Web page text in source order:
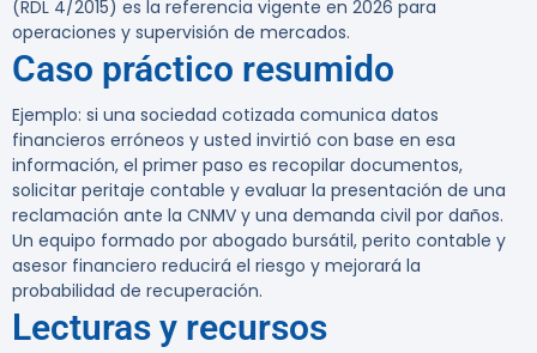
(RDL 4/2015) es la referencia vigente en 2026 para
operaciones y supervisión de mercados.
Caso práctico resumido
Ejemplo: si una sociedad cotizada comunica datos
financieros erróneos y usted invirtió con base en esa
información, el primer paso es recopilar documentos,
solicitar peritaje contable y evaluar la presentación de una
reclamación ante la CNMV y una demanda civil por daños.
Un equipo formado por abogado bursátil, perito contable y
asesor financiero reducirá el riesgo y mejorará la
probabilidad de recuperación.
Lecturas y recursos